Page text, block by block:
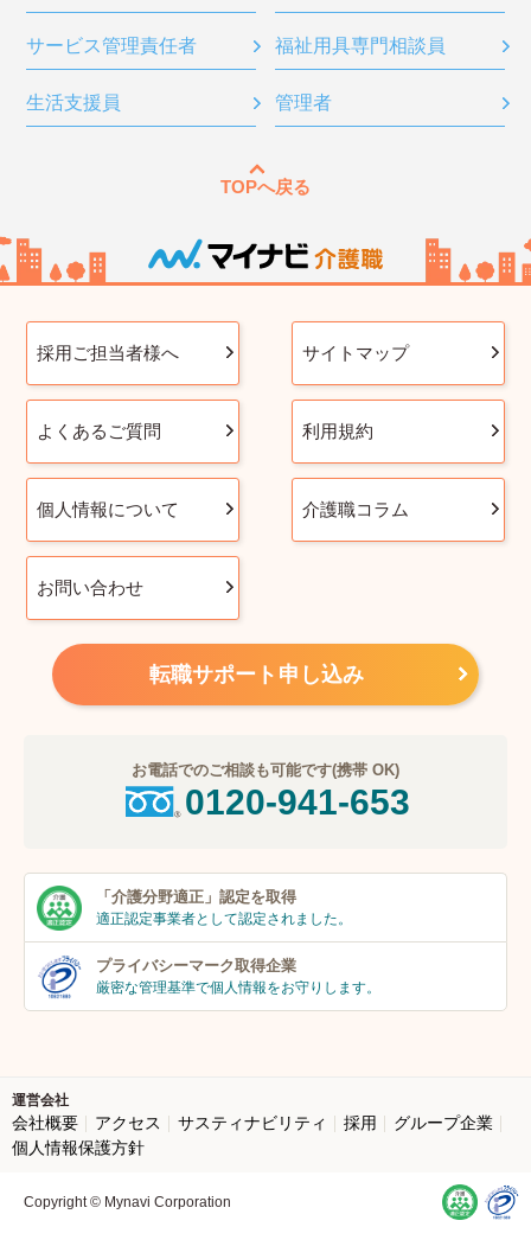
サービス管理責任者 福祉用具専門相談員
生活支援員 管理者
TOPへ戻る
採用ご担当者様へ サイトマップ
よくあるご質問 利用規約
個人情報について 介護職コラム
お問い合わせ
転職サポート申し込み
お電話でのご相談も可能です(携帯 OK)
0120-941-653
「介護分野適正」 認定を取得
適正認定事業者として認定されました。
プライバシーマーク取得企業
厳密な管理基準で個人情報をお守りします。
運営会社
会社概要 アクセス サスティナビリティ 採用
グループ企業
個人情報保護方針
Copyright © Mynavi Corporation